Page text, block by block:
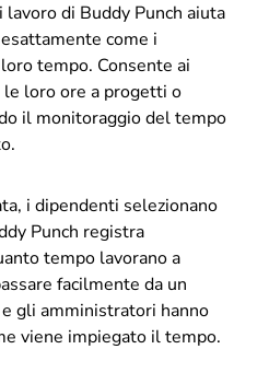
lavoro di Buddy Punch aiuta
come i
tempo. Consente ai
loro ore a progetti o
il monitoraggio del tempo
i dipendenti selezionano
Punch registra
tempo lavorano a
facilmente da un
gli amministratori hanno
viene impiegato il tempo.